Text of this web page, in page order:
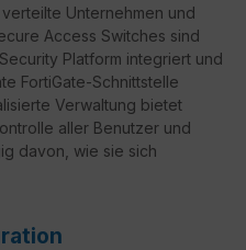
Unternehmen und
Access Switches sind
Platform integriert und
FortiGate-Schnittstelle
Verwaltung bietet
aller Benutzer und
davon, wie sie sich